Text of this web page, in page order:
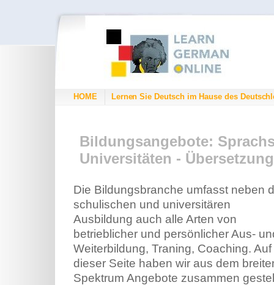
HOME Lernen Sie Deutsch im Hause des
Bildungsangebote:
Universitäten -
Die Bildungsbranche umfasst neben
schulischen und universitären
Ausbildung auch alle Arten von
betrieblicher und persönlicher Aus-
Weiterbildung, Traning, Coaching. Auf
dieser Seite haben wir aus dem
Spektrum Angebote zusammen